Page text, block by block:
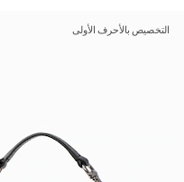
التخصيص بالأحرف الأولى